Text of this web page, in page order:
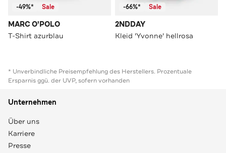
-49%* Sale
MARC O'POLO
T-Shirt azurblau
-66%* Sale
2NDDAY
Kleid 'Yvonne' hellrosa
* Unverbindliche Preisempfehlung des Herstellers. Prozentuale
Ersparnis ggü. der UVP, sofern vorhanden
Unternehmen
Über uns
Karriere
Presse